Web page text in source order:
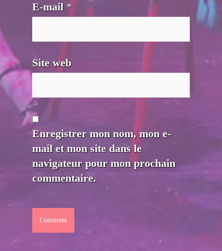
E-mail *
Site web
Enregistrer mon nom, mon e-
mail et mon site dans le
navigateur pour mon prochain
commentaire.